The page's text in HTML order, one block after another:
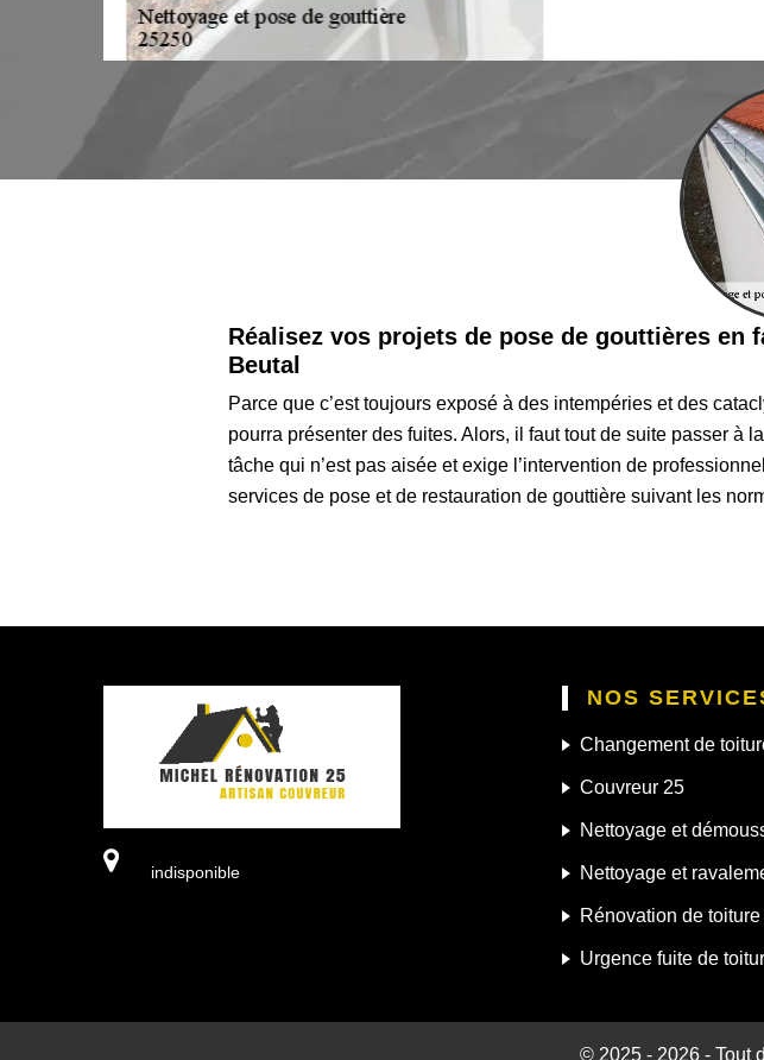
Réalisez vos projets de pose de gouttières en
Beutal
Parce que c’est toujours exposé à des intempéries et des
pourra présenter des fuites. Alors, il faut tout de suite passer à
tâche qui n’est pas aisée et exige l’intervention de
services de pose et de restauration de gouttière suivant les
indisponible
NOS
Changement de
Couvreur 25
Nettoyage et
Nettoyage et
Rénovation de
Urgence fuite de
© 2025 - 2026 - Tout